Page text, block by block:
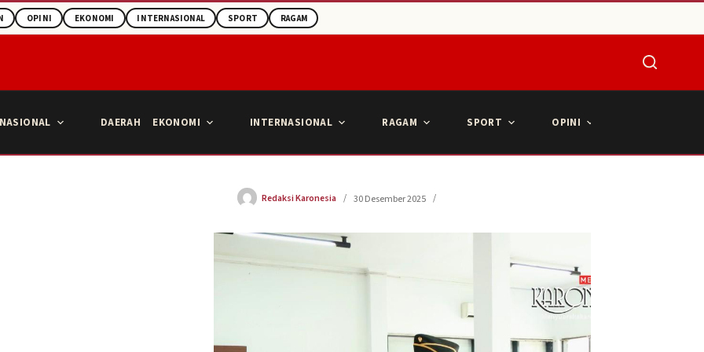
OPINI EKONOMI INTERNASIONAL SPORT RAGAM
NASIONAL DAERAH EKONOMI INTERNASIONAL RAGAM SPORT OPINI
Redaksi Karonesia 30 Desember 2025